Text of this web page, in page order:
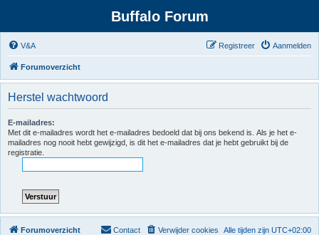
Buffalo Forum
V&A Aanmelden
Registreer
Forumoverzicht
Herstel wachtwoord
E-mailadres:
Met dit e-mailadres wordt het e-mailadres bedoeld dat bij ons bekend is. Als je het e-
mailadres nog nooit hebt gewijzigd, is dit het e-mailadres dat je hebt gebruikt bij de
registratie.
Forumoverzicht Alle tijden zijn UTC+02:00
Verwijder cookies
Contact